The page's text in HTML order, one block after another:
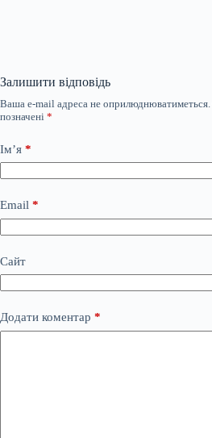
Залишити відповідь
Ваша e-mail адреса не оприлюднюватиметься.
позначені *
Ім’я *
Email *
Сайт
Додати коментар *